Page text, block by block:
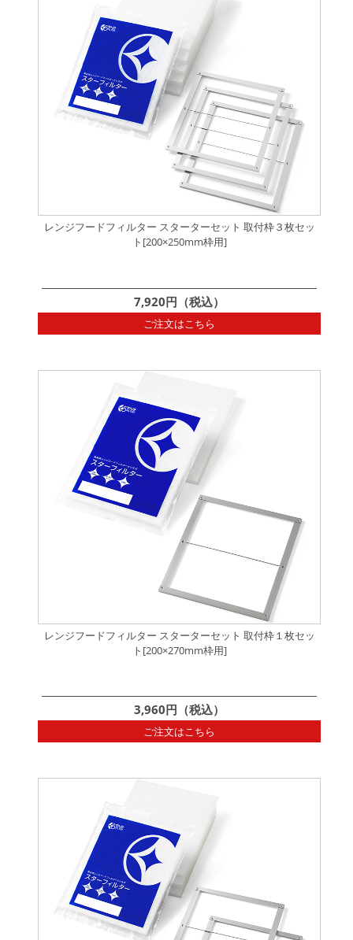
レンジフードフィルター スターターセット 取付枠３枚セッ
ト[200×250mm枠用]
7,920円（税込）
ご注文はこちら
レンジフードフィルター スターターセット 取付枠１枚セッ
ト[200×270mm枠用]
3,960円（税込）
ご注文はこちら